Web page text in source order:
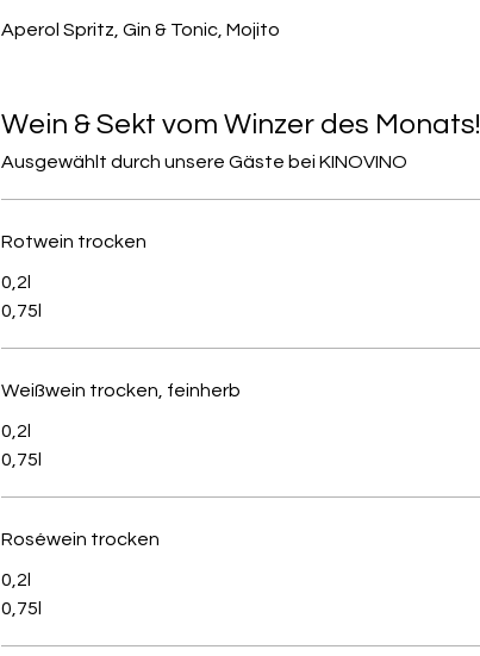
Aperol Spritz, Gin & Tonic, Mojito
Wein & Sekt vom Winzer des Monats!
Ausgewählt durch unsere Gäste bei KINOVINO
Rotwein trocken
0,2l
0,75l
Weißwein trocken, feinherb
0,2l
0,75l
Roséwein trocken
0,2l
0,75l